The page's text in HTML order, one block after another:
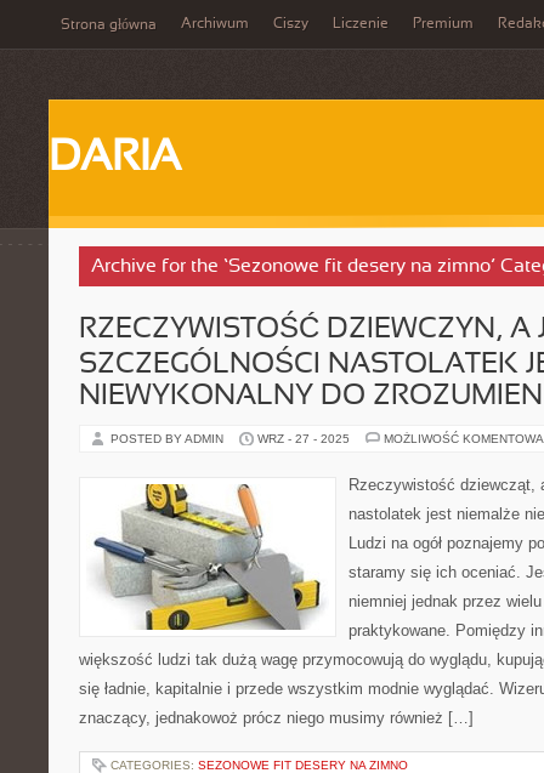
Strona główna Archiwum Ciszy Liczenie Premium
DARIA
Archive for the ‘Sezonowe fit desery na zimno’
RZECZYWISTOŚĆ DZIEWCZYN, A
SZCZEGÓLNOŚCI NASTOLATEK
NIEWYKONALNY DO
POSTED BY ADMIN WRZ - 27 - 2025 MOŻLIWOŚĆ
Rzeczywistość dziewcząt,
nastolatek jest niemalże
Ludzi na ogół poznajemy
staramy się ich oceniać.
niemniej jednak przez
praktykowane. Pomiędzy
większość ludzi tak dużą wagę przymocowują do wyglądu,
się ładnie, kapitalnie i przede wszystkim modnie wyglądać.
znaczący, jednakowoż prócz niego musimy również […]
CATEGORIES: SEZONOWE FIT DESERY NA ZIMNO